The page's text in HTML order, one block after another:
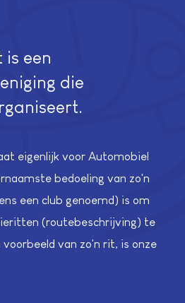
een
die
eigenlijk voor Automobiel
bedoeling van zo'n
een club genoemd) is om
(routebeschrijving) te
voorbeeld van zo'n rit, is onze